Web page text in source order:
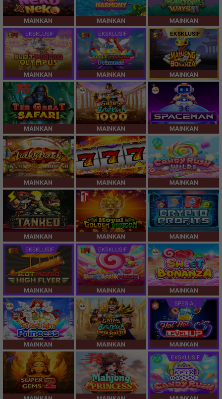
MAINKAN MAINKAN MAINKAN
EKSKLUSIF
MAINKAN
EKSKLUSIF
MAINKAN
EKSKLUSIF
MAINKAN
MAINKAN MAINKAN MAINKAN
MAINKAN MAINKAN MAINKAN
MAINKAN MAINKAN MAINKAN
EKSKLUSIF
MAINKAN
EKSKLUSIF
MAINKAN MAINKAN
MAINKAN MAINKAN
SPESIAL
MAINKAN
EKSKLUSIF